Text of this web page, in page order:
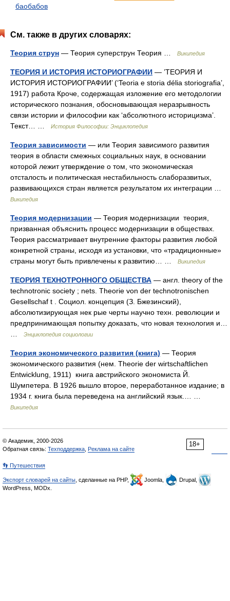
баобабов
См. также в других словарях:
Теория струн — Теория суперструн Теория … Википедия
ТЕОРИЯ И ИСТОРИЯ ИСТОРИОГРАФИИ — ’ТЕОРИЯ И
ИСТОРИЯ ИСТОРИОГРАФИИ’ (‘Teoria e storia délia storiografia’,
1917) работа Кроче, содержащая изложение его методологии
исторического познания, обосновывающая неразрывность
связи истории и философии как ‘абсолютного историцизма’.
Текст… …
История Философии: Энциклопедия
Теория зависимости — или Теория зависимого развития
теория в области смежных социальных наук, в основании
которой лежит утверждение о том, что экономическая
отсталость и политическая нестабильность слаборазвитых,
развивающихся стран является результатом их интеграции …
Википедия
Теория модернизации — Теория модернизации теория,
призванная объяснить процесс модернизации в обществах.
Теория рассматривает внутренние факторы развития любой
конкретной страны, исходя из установки, что «традиционные»
страны могут быть привлечены к развитию… …
Википедия
ТЕОРИЯ ТЕХНОТРОННОГО ОБЩЕСТВА — англ. theory of the
technotronic society ; nets. Theorie von der technotronischen
Gesellschaf t . Социол. концепция (З. Бжезинский),
абсолютизирующая нек рые черты научно техн. революции и
предпринимающая попытку доказать, что новая технология и…
Энциклопедия социологии
Теория экономического развития (книга) — Теория
экономического развития (нем. Theorie der wirtschaftlichen
Entwicklung, 1911) книга австрийского экономиста Й.
Шумпетера. В 1926 вышло второе, переработанное издание; в
1934 г. книга была переведена на английский язык.… …
Википедия
18+
© Академик, 2000-2026
Обратная связь: Техподдержка Реклама на сайте
👣 Путешествия
Экспорт словарей на сайты , сделанные на PHP, Joomla,
Drupal,
WordPress, MODx.